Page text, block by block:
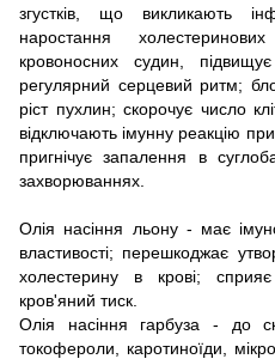
згустків, що викликають
наростання
кровоносних судин,
регулярний серцевий ритм;
ріст пухлин; скорочує число
відключають імунну реакцію
пригнічує запалення в
захворюваннях.
Олія насіння льону - має
властивості; перешкоджає
холестерину в крові;
кров'яний тиск.
Олія насіння гарбуза - до
токофероли, каротиноїди,